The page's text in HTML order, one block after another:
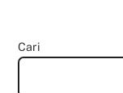
Cari